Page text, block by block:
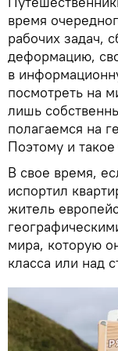
время
рабочих задач,
деформацию,
в
посмотреть на
лишь
полагаемся на
Поэтому и
В свое время,
испортил
житель
мира, которую
класса или над